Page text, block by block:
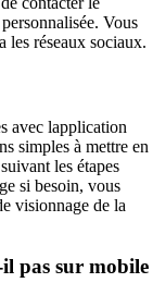
Vous
les réseaux sociaux.
avec lapplication
simples à mettre en
les étapes
si besoin, vous
visionnage de la
pas sur mobile